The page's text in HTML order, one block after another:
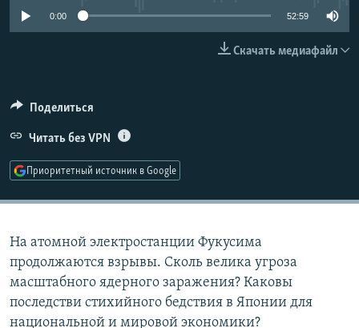
РАСПИСАНИЕ ВЕЩАНИЯ
0:00 52:59
Скачать медиафайл
Поделиться
Читать без VPN
Приоритетный источник в Google
На атомной электростанции Фукусима
продолжаются взрывы. Сколь велика угроза
масштабного ядерного заражения? Каковы
последстви стихийного бедствия в Японии для
национальной и мировой экономики?